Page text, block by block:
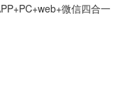
微信四合一